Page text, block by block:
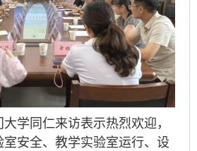
学同仁来访表示热烈欢迎，
安全、教学实验室运行、设